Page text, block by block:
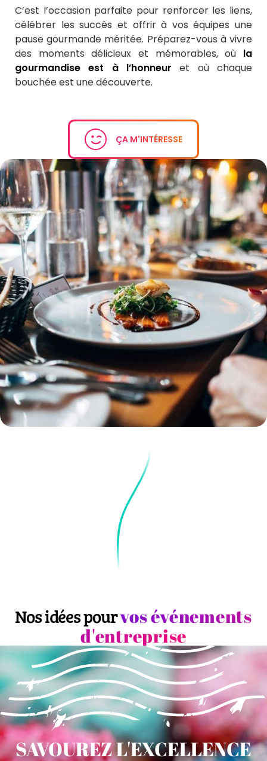
C’est l’occasion parfaite pour renforcer les liens,
célébrer les succès et offrir à vos équipes une
pause gourmande méritée. Préparez-vous à vivre
des moments délicieux et mémorables, où la
gourmandise est à l’honneur et où chaque
bouchée est une découverte.
ÇA M'INTÉRESSE
Nos idées pourvos événements
d'entreprise
SAVOUREZ L'EXCELLENCE